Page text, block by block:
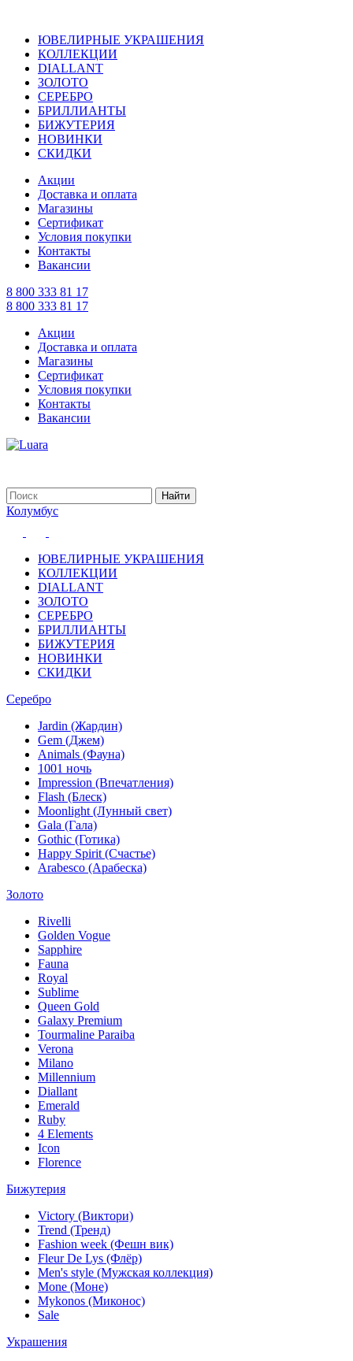
ЮВЕЛИРНЫЕ УКРАШЕНИЯ
КОЛЛЕКЦИИ
DIALLANT
ЗОЛОТО
СЕРЕБРО
БРИЛЛИАНТЫ
БИЖУТЕРИЯ
НОВИНКИ
СКИДКИ
Акции
Доставка и оплата
Магазины
Сертификат
Условия покупки
Контакты
Вакансии
8 800 333 81 17
8 800 333 81 17
Акции
Доставка и оплата
Магазины
Сертификат
Условия покупки
Контакты
Вакансии
Колумбус
ЮВЕЛИРНЫЕ УКРАШЕНИЯ
КОЛЛЕКЦИИ
DIALLANT
ЗОЛОТО
СЕРЕБРО
БРИЛЛИАНТЫ
БИЖУТЕРИЯ
НОВИНКИ
СКИДКИ
Серебро
Jardin (Жардин)
Gem (Джем)
Animals (Фауна)
1001 ночь
Impression (Впечатления)
Flash (Блеск)
Moonlight (Лунный свет)
Gala (Гала)
Gothic (Готика)
Happy Spirit (Счастье)
Arabesco (Арабеска)
Золото
Rivelli
Golden Vogue
Sapphire
Fauna
Royal
Sublime
Queen Gold
Galaxy Premium
Tourmaline Paraiba
Verona
Milano
Millennium
Diallant
Emerald
Ruby
4 Elements
Icon
Florence
Бижутерия
Victory (Виктори)
Trend (Тренд)
Fashion week (Фешн вик)
Fleur De Lys (Флёр)
Men's style (Мужская коллекция)
Mone (Моне)
Mykonos (Миконос)
Sale
Украшения